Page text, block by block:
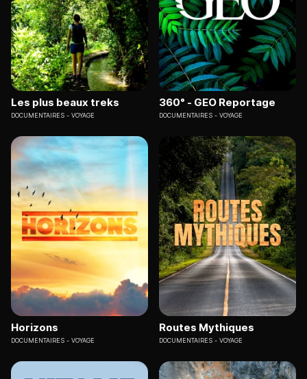
Les plus beaux treks
DOCUMENTAIRES VOYAGE
360° - GEO Reportage
DOCUMENTAIRES VOYAGE
Horizons
DOCUMENTAIRES VOYAGE
Routes Mythiques
DOCUMENTAIRES VOYAGE